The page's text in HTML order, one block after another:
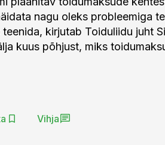
nagu oleks probleemiga
teenida, kirjutab Toiduliidu juht
kuus põhjust, miks
Vihja